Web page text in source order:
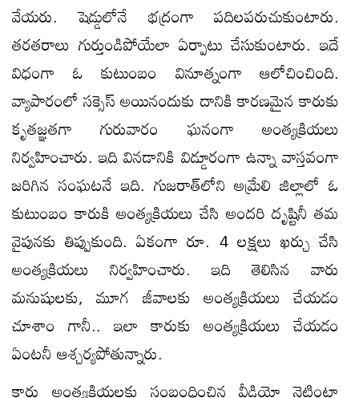
వేయరు. షెడ్డులోనే భద్రంగా పదిలపరుచుకుంటారు.
తరతరాలు గుర్తుండిపోయేలా ఏర్పాటు చేసుకుంటారు. ఇదే
విధంగా ఓ కుటుంబం వినూత్నంగా ఆలోచించింది.
వ్యాపారంలో సక్సెస్ అయినందుకు దానికి కారణమైన కారుకు
కృతజ్ఞతగా గురువారం ఘనంగా అంత్యక్రియలు
నిర్వహించారు. ఇది వినడానికి విడ్డూరంగా ఉన్నా వాస్తవంగా
జరిగిన సంఘటనే ఇది. గుజరాత్‌లోని అమ్రేలి జిల్లాలో ఓ
కుటుంబం కారుకి అంత్యక్రియలు చేసి అందరి దృష్టినీ తమ
వైపునకు తిప్పుకుంది. ఏకంగా రూ. 4 లక్షలు ఖర్చు చేసి
అంత్యక్రియలు నిర్వహించారు. ఇది తెలిసిన వారు
మనుషులకు, మూగ జీవాలకు అంత్యక్రియలు చేయడం
చూశాం గానీ.. ఇలా కారుకు అంత్యక్రియలు చేయడం
ఏంటనీ ఆశ్చర్యపోతున్నారు.
కారు అంత్యక్రియలకు సంబంధించిన వీడియో నెట్టింటా